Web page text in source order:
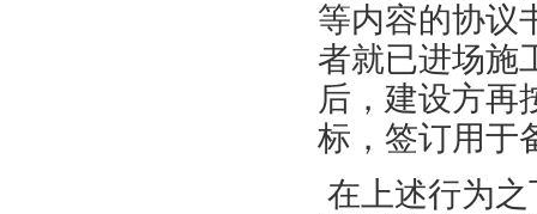
等内容的协议
者就已进场施
后，建设方再
标，签订用于
在上述行为